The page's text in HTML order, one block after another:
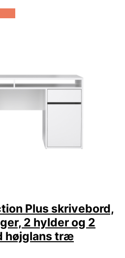
Plus skrivebord,
2 hylder og 2
højglans træ